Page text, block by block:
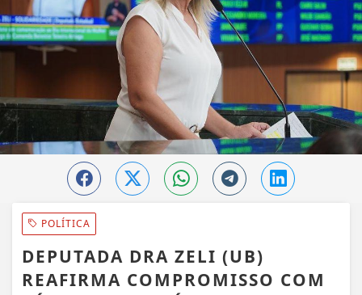
POLÍTICA
DEPUTADA DRA ZELI (UB)
REAFIRMA COMPROMISSO COM